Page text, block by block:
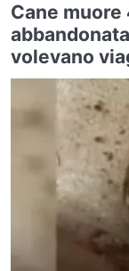
Cane
volevano